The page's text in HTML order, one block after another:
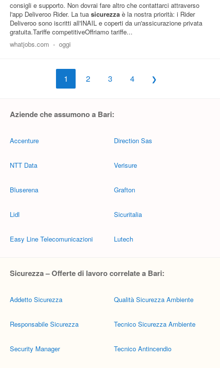
consigli e supporto. Non dovrai fare altro che contattarci attraverso
l'app Deliveroo Rider. La tua sicurezza è la nostra priorità: i Rider
Deliveroo sono iscritti all'INAIL e coperti da un'assicurazione privata
gratuita.Tariffe competitiveOffriamo tariffe...
whatjobs.com - oggi
1 2 3 4
Aziende che assumono a Bari:
Accenture
NTT Data
Bluserena
Lidl
Easy Line Telecomunicazioni
Direction Sas
Verisure
Grafton
Sicuritalia
Lutech
Sicurezza – Offerte di lavoro correlate a Bari:
Addetto Sicurezza
Responsabile Sicurezza
Security Manager
Qualità Sicurezza Ambiente
Tecnico Sicurezza Ambiente
Tecnico Antincendio